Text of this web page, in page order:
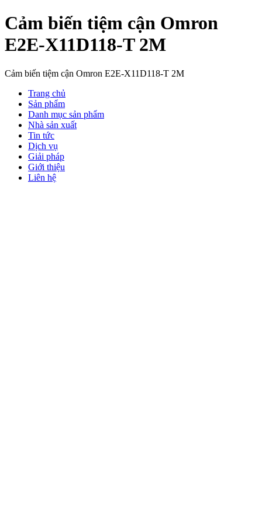
Cảm biến tiệm cận Omron
E2E-X11D118-T 2M
Cảm biến tiệm cận Omron E2E-X11D118-T 2M
Trang chủ
Sản phẩm
Danh mục sản phẩm
Nhà sản xuất
Tin tức
Dịch vụ
Giải pháp
Giới thiệu
Liên hệ